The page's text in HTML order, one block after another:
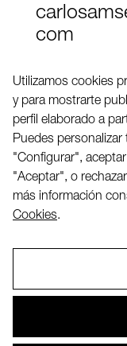
com
Twitter
LinkedIN
2026 ©
Utilizamos cookies
y para mostrarte
perfil elaborado a
Puedes
"Configurar",
"Aceptar", o
más información
Cookies.